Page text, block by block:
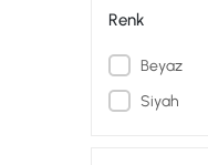
Renk
Beyaz
Siyah